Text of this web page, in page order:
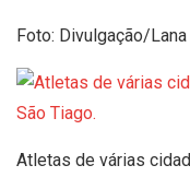
Foto: Divulgação/Lana
Atletas de várias